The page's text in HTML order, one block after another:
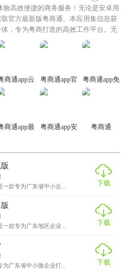
验高效便捷的商务服务！无论是安卓用
官方最新版粤商通。本应用集信息获
，专为粤商打造的高效工作平台。无
商通app云
粤商通app官
粤商通app免
商通app最
粤商通app安
粤商通
一款专为广东省中小企...
下载
一款专为广东地区企业...
下载
为广东省中小微企业打...
下载